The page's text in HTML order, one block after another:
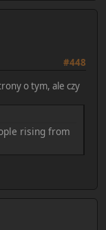
#448
o tym, ale czy
rising from